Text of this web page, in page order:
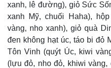
xanh, lê đường), giỏ Sức
xanh Mỹ, chuối Haha),
vàng, nho xanh), giỏ quà
đen không hạt úc, táo bi đỏ
Tôn Vinh (quýt Úc, kiwi
(lựu đỏ, nho đỏ, khiwi